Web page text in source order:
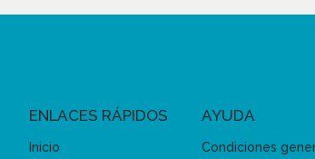
ENLACES RÁPIDOS
Inicio
AYUDA
Condiciones